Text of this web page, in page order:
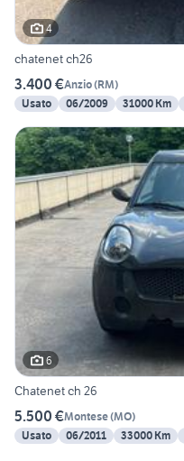
4
chatenet ch26
3.400 €Anzio(RM)
Usato
06/2009 31000 Km
6
Chatenet ch 26
5.500 €Montese(MO)
Usato
06/2011 33000 Km